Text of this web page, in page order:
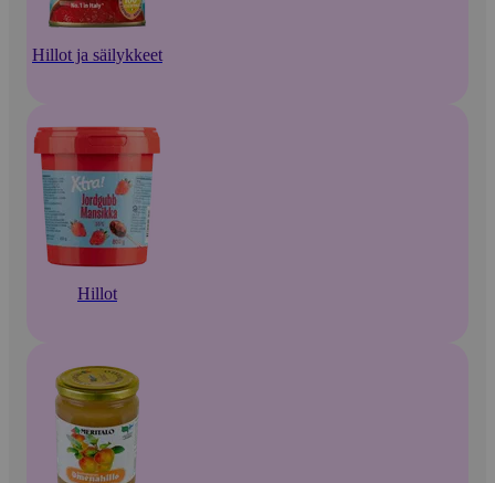
Hillot ja säilykkeet
Hillot